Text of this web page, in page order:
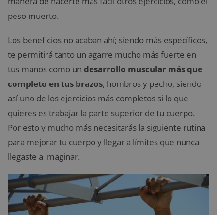
peso muerto.
Los beneficios no acaban ahí; siendo más específicos,
te permitirá tanto un agarre mucho más fuerte en
tus manos como un desarrollo muscular más que
completo en tus brazos, hombros y pecho, siendo
así uno de los ejercicios más completos si lo que
quieres es trabajar la parte superior de tu cuerpo.
Por esto y mucho más necesitarás la siguiente rutina
para mejorar tu cuerpo y llegar a límites que nunca
llegaste a imaginar.